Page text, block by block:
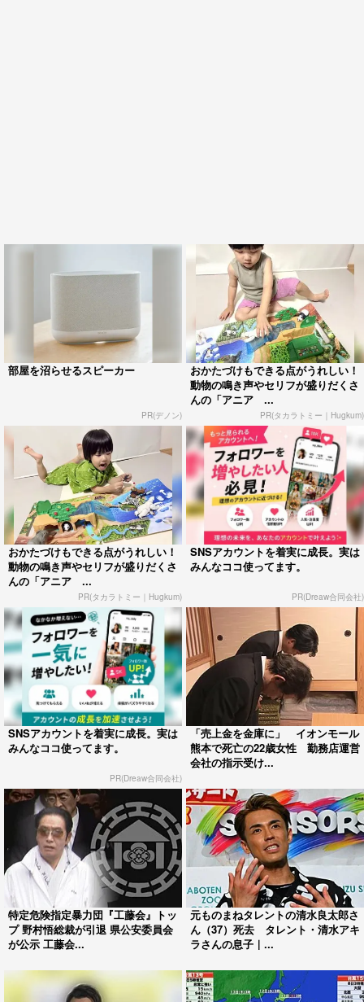
部屋を沼らせるスピーカー
PR(デノン)
おかたづけもできる点がうれしい！
動物の鳴き声やセリフが盛りだくさ
んの「アニア ...
PR(タカラトミー｜Hugkum)
おかたづけもできる点がうれしい！
動物の鳴き声やセリフが盛りだくさ
んの「アニア ...
PR(タカラトミー｜Hugkum)
SNSアカウントを着実に成長。実は
みんなココ使ってます。
PR(Dreaw合同会社)
SNSアカウントを着実に成長。実は
みんなココ使ってます。
PR(Dreaw合同会社)
「売上金を金庫に」 イオンモール
熊本で死亡の22歳女性 勤務店運営
会社の指示受け...
特定危険指定暴力団『工藤会』トッ
プ 野村悟総裁が引退 県公安委員会
が公示 工藤会...
元ものまねタレントの清水良太郎さ
ん（37）死去 タレント・清水アキ
ラさんの息子｜...